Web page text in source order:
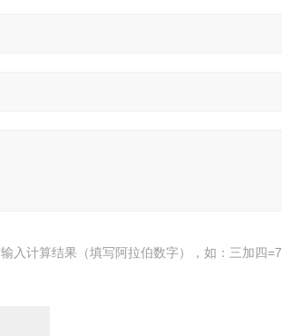
入计算结果（填写阿拉伯数字），如：三加四=7